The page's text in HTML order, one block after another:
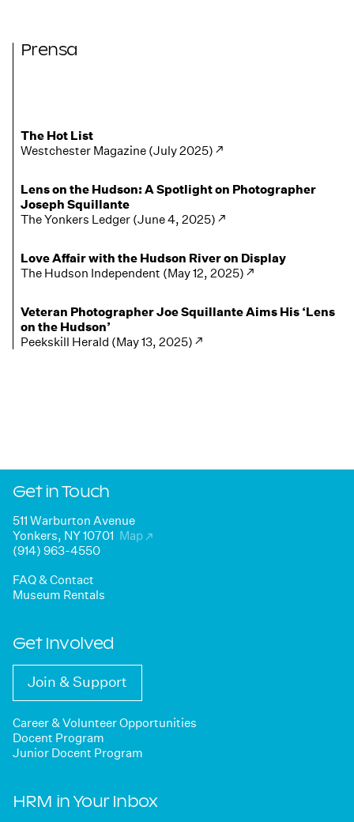
Prensa
The Hot List
Westchester Magazine (July 2025) ↗
Lens on the Hudson: A Spotlight on Photographer
Joseph Squillante
The Yonkers Ledger (June 4, 2025) ↗
Love Affair with the Hudson River on Display
The Hudson Independent (May 12, 2025) ↗
Veteran Photographer Joe Squillante Aims His ‘Lens
on the Hudson’
Peekskill Herald (May 13, 2025) ↗
Get in Touch
511 Warburton Avenue
Yonkers, NY 10701 Map↗
(914) 963-4550
FAQ & Contact
Museum Rentals
Get Involved
Join & Support
Career & Volunteer Opportunities
Docent Program
Junior Docent Program
HRM in Your Inbox